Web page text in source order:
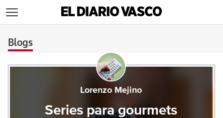
Blogs
Lorenzo Mejino
Series para gourmets